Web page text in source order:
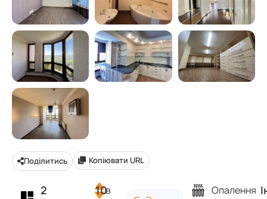
Поділитись Копіювати URL
2
10в
Опалення